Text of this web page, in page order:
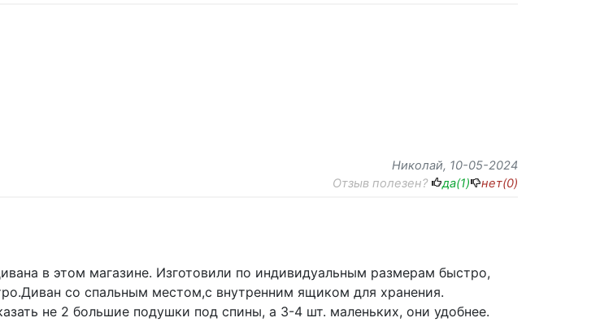
Николай, 10-05-2024
Отзыв полезен?
да(1) нет(0)
в этом магазине. Изготовили по индивидуальным размерам быстро,
со спальным местом,с внутренним ящиком для хранения.
не 2 большие подушки под спины, а 3-4 шт. маленьких, они удобнее.